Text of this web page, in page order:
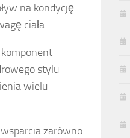
na kondycję
ciała.
stylu
wielu
zarówno